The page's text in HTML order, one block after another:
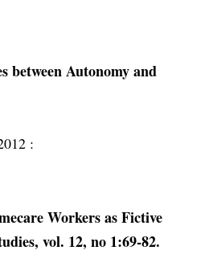
between Autonomy and
:
Workers as Fictive
vol. 12, no 1:69-82.